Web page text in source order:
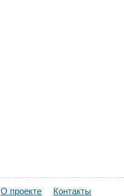
О проекте Контакты